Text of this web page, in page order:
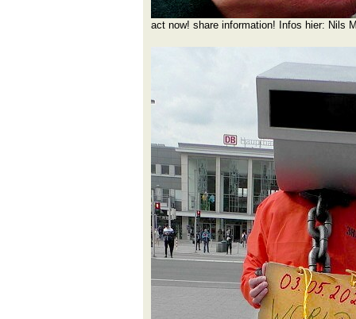
act now! share information! Infos hier: Nils